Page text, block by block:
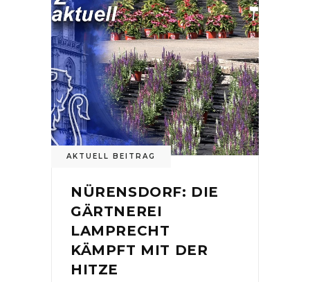
AKTUELL BEITRAG
NÜRENSDORF: DIE
GÄRTNEREI
LAMPRECHT
KÄMPFT MIT DER
HITZE